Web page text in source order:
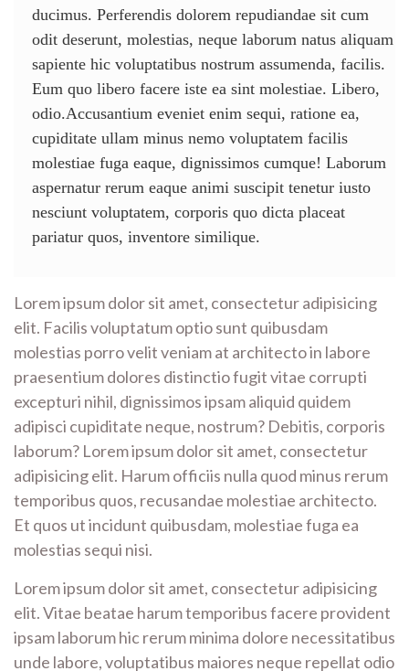
ducimus. Perferendis dolorem repudiandae sit cum
odit deserunt, molestias, neque laborum natus aliquam
sapiente hic voluptatibus nostrum assumenda, facilis.
Eum quo libero facere iste ea sint molestiae. Libero,
odio.Accusantium eveniet enim sequi, ratione ea,
cupiditate ullam minus nemo voluptatem facilis
molestiae fuga eaque, dignissimos cumque! Laborum
aspernatur rerum eaque animi suscipit tenetur iusto
nesciunt voluptatem, corporis quo dicta placeat
pariatur quos, inventore similique.
Lorem ipsum dolor sit amet, consectetur adipisicing
elit. Facilis voluptatum optio sunt quibusdam
molestias porro velit veniam at architecto in labore
praesentium dolores distinctio fugit vitae corrupti
excepturi nihil, dignissimos ipsam aliquid quidem
adipisci cupiditate neque, nostrum? Debitis, corporis
laborum? Lorem ipsum dolor sit amet, consectetur
adipisicing elit. Harum officiis nulla quod minus rerum
temporibus quos, recusandae molestiae architecto.
Et quos ut incidunt quibusdam, molestiae fuga ea
molestias sequi nisi.
Lorem ipsum dolor sit amet, consectetur adipisicing
elit. Vitae beatae harum temporibus facere provident
ipsam laborum hic rerum minima dolore necessitatibus
unde labore, voluptatibus maiores neque repellat odio